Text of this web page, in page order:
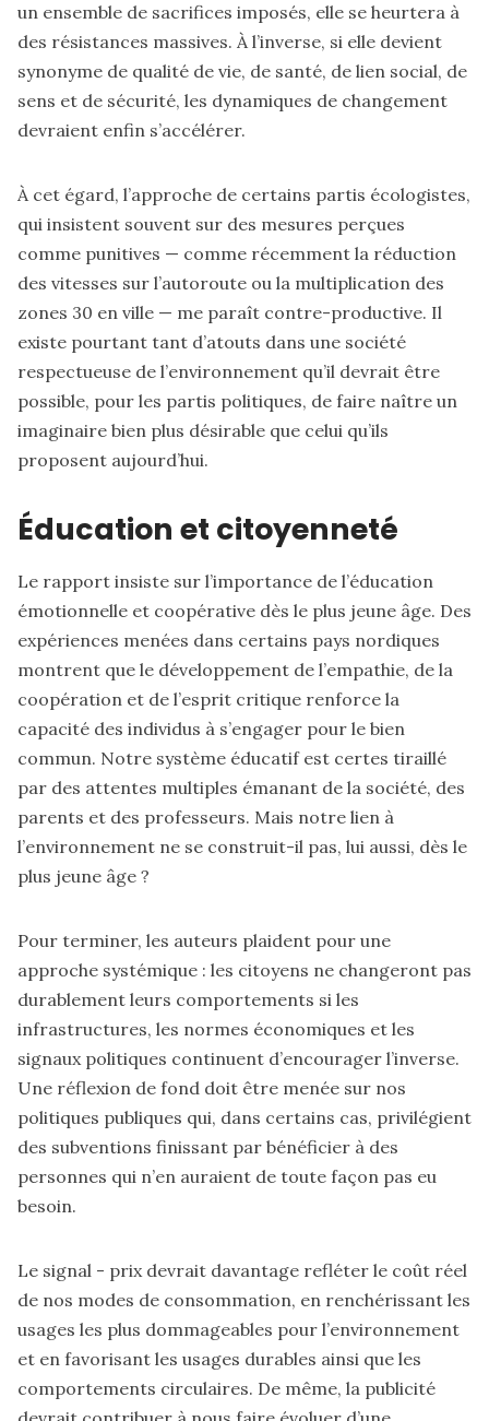
un ensemble de sacrifices imposés, elle se heurtera à
des résistances massives. À l’inverse, si elle devient
synonyme de qualité de vie, de santé, de lien social, de
sens et de sécurité, les dynamiques de changement
devraient enfin s’accélérer.
À cet égard, l’approche de certains partis écologistes,
qui insistent souvent sur des mesures perçues
comme punitives — comme récemment la réduction
des vitesses sur l’autoroute ou la multiplication des
zones 30 en ville — me paraît contre-productive. Il
existe pourtant tant d’atouts dans une société
respectueuse de l’environnement qu’il devrait être
possible, pour les partis politiques, de faire naître un
imaginaire bien plus désirable que celui qu’ils
proposent aujourd’hui.
Éducation et citoyenneté
Le rapport insiste sur l’importance de l’éducation
émotionnelle et coopérative dès le plus jeune âge. Des
expériences menées dans certains pays nordiques
montrent que le développement de l’empathie, de la
coopération et de l’esprit critique renforce la
capacité des individus à s’engager pour le bien
commun. Notre système éducatif est certes tiraillé
par des attentes multiples émanant de la société, des
parents et des professeurs. Mais notre lien à
l’environnement ne se construit-il pas, lui aussi, dès le
plus jeune âge ?
Pour terminer, les auteurs plaident pour une
approche systémique : les citoyens ne changeront pas
durablement leurs comportements si les
infrastructures, les normes économiques et les
signaux politiques continuent d’encourager l’inverse.
Une réflexion de fond doit être menée sur nos
politiques publiques qui, dans certains cas, privilégient
des subventions finissant par bénéficier à des
personnes qui n’en auraient de toute façon pas eu
besoin.
Le signal - prix devrait davantage refléter le coût réel
de nos modes de consommation, en renchérissant les
usages les plus dommageables pour l’environnement
et en favorisant les usages durables ainsi que les
comportements circulaires. De même, la publicité